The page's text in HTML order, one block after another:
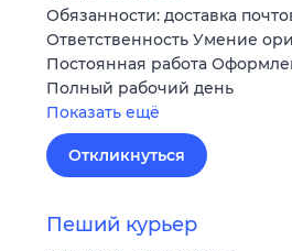
Обязанности: доставка
Ответственность Умение
Постоянная работа
Полный рабочий день
Показать ещё
Откликнуться
Пеший курьер